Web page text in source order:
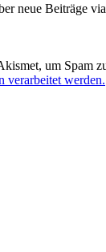
neue Beiträge
um Spam
verarbeitet werden.